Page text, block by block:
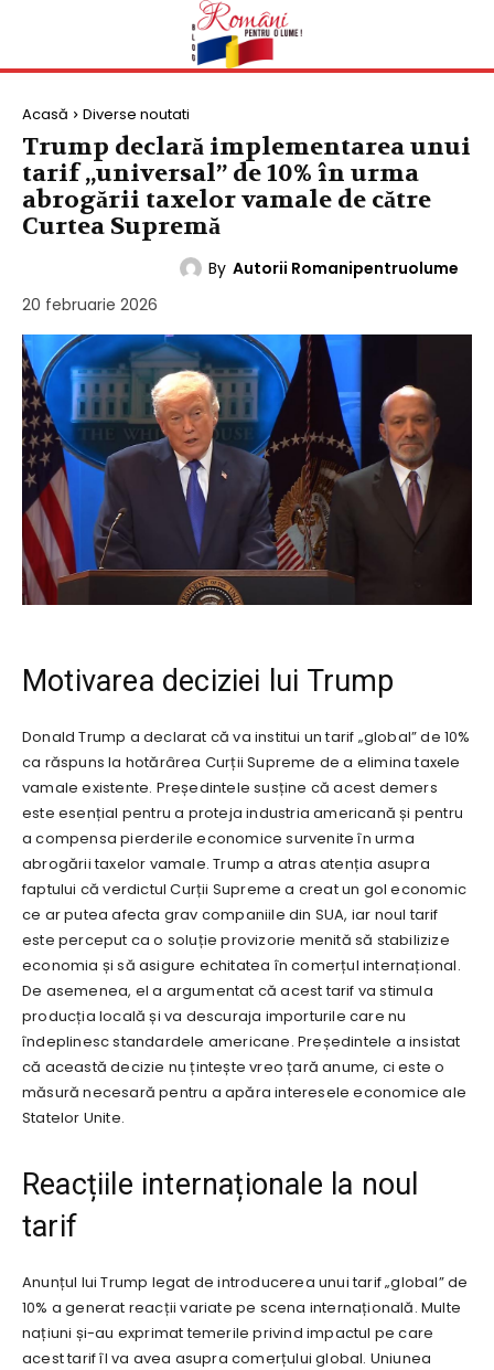
Acasă Diverse noutati
Trump declară implementarea unui
tarif „universal” de 10% în urma
abrogării taxelor vamale de către
Curtea Supremă
By Autorii Romanipentruolume
20 februarie 2026
Motivarea deciziei lui Trump
Donald Trump a declarat că va institui un tarif „global” de 10%
ca răspuns la hotărârea Curții Supreme de a elimina taxele
vamale existente. Președintele susține că acest demers
este esențial pentru a proteja industria americană și pentru
a compensa pierderile economice survenite în urma
abrogării taxelor vamale. Trump a atras atenția asupra
faptului că verdictul Curții Supreme a creat un gol economic
ce ar putea afecta grav companiile din SUA, iar noul tarif
este perceput ca o soluție provizorie menită să stabilizize
economia și să asigure echitatea în comerțul internațional.
De asemenea, el a argumentat că acest tarif va stimula
producția locală și va descuraja importurile care nu
îndeplinesc standardele americane. Președintele a insistat
că această decizie nu țintește vreo țară anume, ci este o
măsură necesară pentru a apăra interesele economice ale
Statelor Unite.
Reacțiile internaționale la noul
tarif
Anunțul lui Trump legat de introducerea unui tarif „global” de
10% a generat reacții variate pe scena internațională. Multe
națiuni și-au exprimat temerile privind impactul pe care
acest tarif îl va avea asupra comerțului global. Uniunea